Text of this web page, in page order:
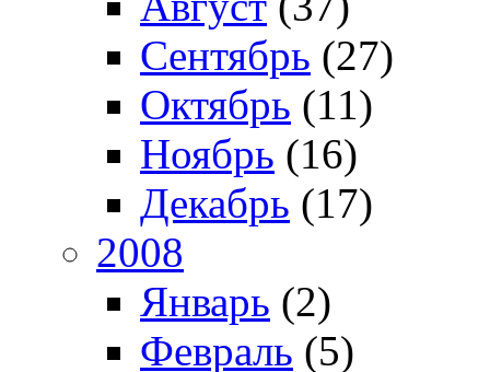
Сентябрь (27)
Октябрь (11)
Ноябрь (16)
Декабрь (17)
2008
Январь (2)
Февраль (5)